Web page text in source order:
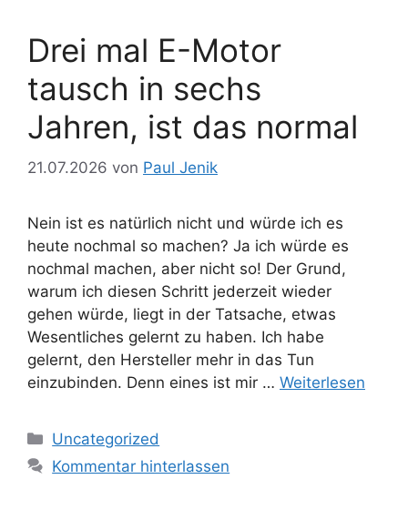
Drei mal E-Motor
tausch in sechs
Jahren, ist das normal
21.07.2026 von Paul Jenik
Nein ist es natürlich nicht und würde ich es
heute nochmal so machen? Ja ich würde es
nochmal machen, aber nicht so! ​Der Grund,
warum ich diesen Schritt jederzeit wieder
gehen würde, liegt in der Tatsache, etwas
Wesentliches gelernt zu haben. Ich habe
gelernt, den Hersteller mehr in das Tun
einzubinden. Denn eines ist mir … Weiterlesen
Kategorien
Uncategorized
Kommentar hinterlassen